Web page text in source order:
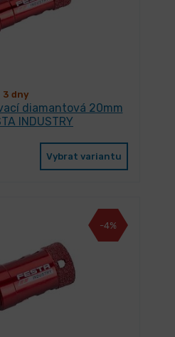
3 dny
diamantová 20mm
INDUSTRY
Vybrat variantu
-4%